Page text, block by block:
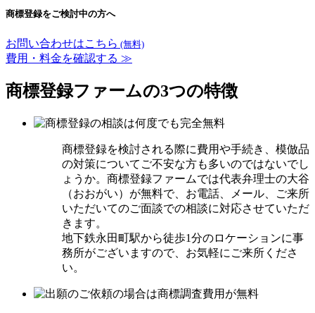
商標登録をご検討中の方へ
お問い合わせはこちら (無料)
費用・料金を確認する ≫
商標登録ファームの3つの特徴
商標登録を検討される際に費用や手続き、模倣品
の対策についてご不安な方も多いのではないでし
ょうか。商標登録ファームでは代表弁理士の大谷
（おおがい）が無料で、お電話、メール、ご来所
いただいてのご面談での相談に対応させていただ
きます。
地下鉄永田町駅から徒歩1分のロケーションに事
務所がございますので、お気軽にご来所くださ
い。